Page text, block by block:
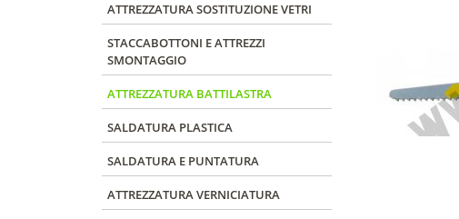
ATTREZZATURA SOSTITUZIONE VETRI
STACCABOTTONI E ATTREZZI
SMONTAGGIO
ATTREZZATURA BATTILASTRA
SALDATURA PLASTICA
SALDATURA E PUNTATURA
ATTREZZATURA VERNICIATURA